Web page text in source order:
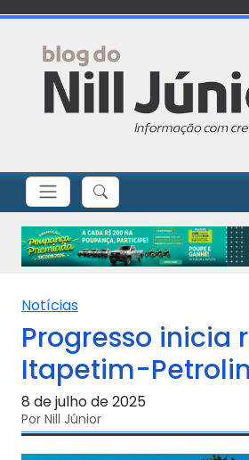
Notícias
Progresso inicia
Itapetim-
8 de julho de 2025
Por Nill Júnior